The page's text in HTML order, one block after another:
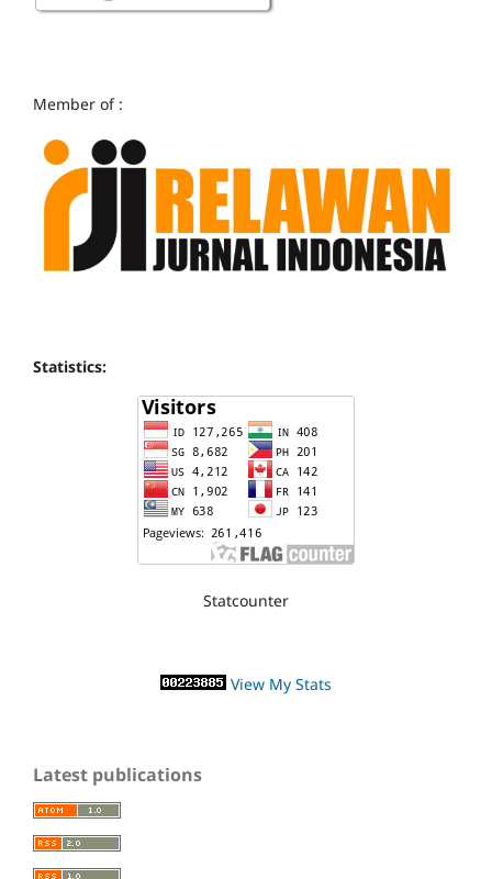
Member of :
Statistics:
Statcounter
View My Stats
Latest publications